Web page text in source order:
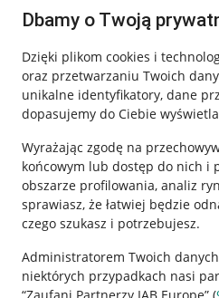
Dbamy o Twoją
Dzięki plikom cookies i
oraz przetwarzaniu Twoich
unikalne identyfikatory, dane
dopasujemy do Ciebie
Wyrażając zgodę na
końcowym lub dostęp do nich i
obszarze profilowania, analiz
sprawiasz, że łatwiej będzie
czego szukasz i potrzebujesz.
Administratorem Twoich
niektórych przypadkach nasi
Przydatne informacje
Jak to działa